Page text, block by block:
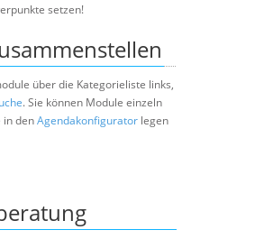
setzen!
über die Kategorieliste links,
. Sie können Module einzeln
denAgendakonfigurator legen